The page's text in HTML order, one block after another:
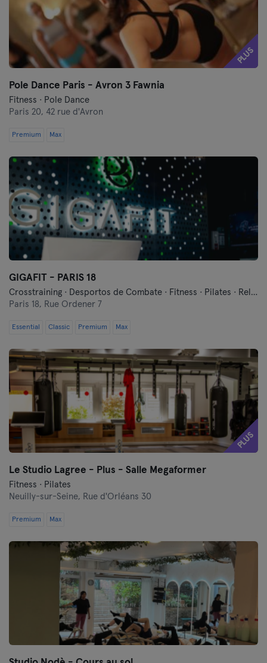
PLUS
Pole Dance Paris - Avron 3 Fawnia
Fitness · Pole Dance
Paris 20, 42 rue d'Avron
Premium Max
GIGAFIT - PARIS 18
Crosstraining · Desportos de Combate · Fitness · Pilates · Relaxamento · Treinos Funcionais · Yoga
Paris 18, Rue Ordener 7
Essential Classic Premium Max
PLUS
Le Studio Lagree - Plus - Salle Megaformer
Fitness · Pilates
Neuilly-sur-Seine, Rue d'Orléans 30
Premium Max